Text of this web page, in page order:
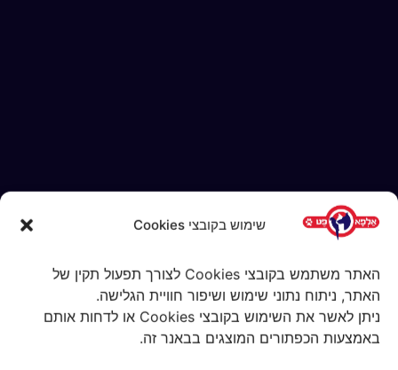
שימוש בקובצי Cookies
האתר משתמש בקובצי Cookies לצורך תפעול תקין של
האתר, ניתוח נתוני שימוש ושיפור חוויית הגלישה.
ניתן לאשר את השימוש בקובצי Cookies או לדחות אותם
באמצעות הכפתורים המוצגים בבאנר זה.